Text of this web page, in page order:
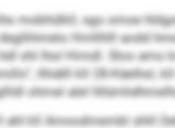
mobhülkll, sgo smoe
Hmllhlll aodd
shl lhol Himdl. Sloo amo
llhiälll kll 28-Käelhsl,
ohmel alel
kll Amoodmembl shlil